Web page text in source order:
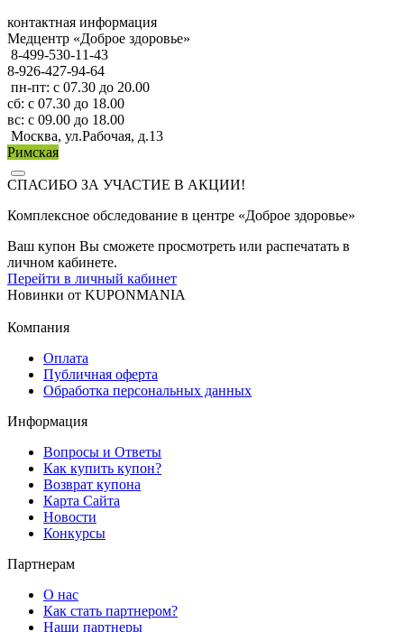
контактная информация
Медцентр «Доброе здоровье»
8-499-530-11-43
8-926-427-94-64
пн-пт: с 07.30 до 20.00
сб: с 07.30 до 18.00
вс: с 09.00 до 18.00
Москва, ул.Рабочая, д.13
Римская
СПАСИБО ЗА УЧАСТИЕ В АКЦИИ!
Комплексное обследование в центре «Доброе здоровье»
Ваш купон Вы сможете просмотреть или распечатать в
личном кабинете.
Перейти в личный кабинет
Новинки от KUPONMANIA
Компания
Оплата
Публичная оферта
Обработка персональных данных
Информация
Вопросы и Ответы
Как купить купон?
Возврат купона
Карта Сайта
Новости
Конкурсы
Партнерам
О нас
Как стать партнером?
Наши партнеры